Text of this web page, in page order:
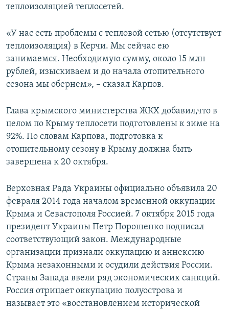
теплоизоляцией теплосетей.
«У нас есть проблемы с тепловой сетью (отсутствует
теплоизоляция) в Керчи. Мы сейчас ею
занимаемся. Необходимую сумму, около 15 млн
рублей, изыскиваем и до начала отопительного
сезона мы обернем», – сказал Карпов.
Глава крымского министерства ЖКХ добавил,что в
целом по Крыму теплосети подготовлены к зиме на
92%. По словам Карпова, подготовка к
отопительному сезону в Крыму должна быть
завершена к 20 октября.
Верховная Рада Украины официально объявила 20
февраля 2014 года началом временной оккупации
Крыма и Севастополя Россией. 7 октября 2015 года
президент Украины Петр Порошенко подписал
соответствующий закон. Международные
организации признали оккупацию и аннексию
Крыма незаконными и осудили действия России.
Страны Запада ввели ряд экономических санкций.
Россия отрицает оккупацию полуострова и
называет это «восстановлением исторической